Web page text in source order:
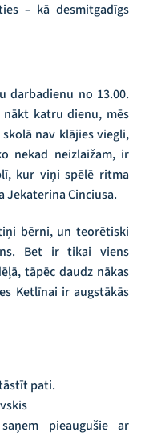
– kā desmitgadīgs
darbadienu no 13.00.
nākt katru dienu, mēs
nav klājies viegli,
nekad neizlaižam, ir
kur viņi spēlē ritma
Jekaterina Cinciusa.
bērni, un teorētiski
Bet ir tikai viens
tāpēc daudz nākas
Ketlīnai ir augstākās
pati.
pieaugušie ar